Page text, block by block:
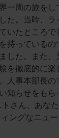
一周の旅を
た。当時、
いたところ
持っている
した。また
を徹底的に
人事本部長
知らせをも
さん、あな
ングなニュ